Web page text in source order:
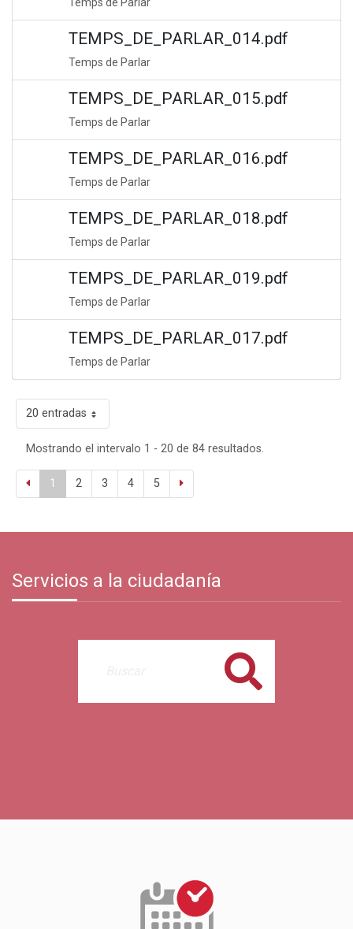
TEMPS_DE_PARLAR_014.pdf
Temps de Parlar
TEMPS_DE_PARLAR_015.pdf
Temps de Parlar
TEMPS_DE_PARLAR_016.pdf
Temps de Parlar
TEMPS_DE_PARLAR_018.pdf
Temps de Parlar
TEMPS_DE_PARLAR_019.pdf
Temps de Parlar
TEMPS_DE_PARLAR_017.pdf
Temps de Parlar
20 entradas
Mostrando el intervalo 1 - 20 de 84 resultados.
1 2 3 4 5
Servicios a la ciudadanía
Buscar